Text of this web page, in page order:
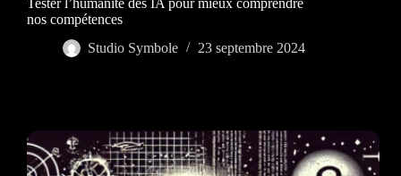
nos compétences
Studio Symbole
23 septembre 2024